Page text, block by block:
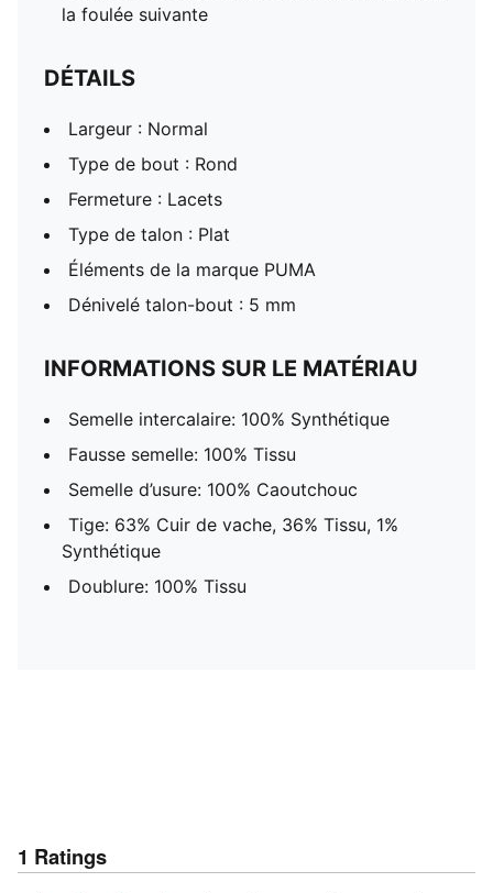
la foulée suivante
DÉTAILS
Largeur : Normal
Type de bout : Rond
Fermeture : Lacets
Type de talon : Plat
Éléments de la marque PUMA
Dénivelé talon-bout : 5 mm
INFORMATIONS SUR LE MATÉRIAU
Semelle intercalaire: 100% Synthétique
Fausse semelle: 100% Tissu
Semelle d’usure: 100% Caoutchouc
Tige: 63% Cuir de vache, 36% Tissu, 1%
Synthétique
Doublure: 100% Tissu
1 Ratings